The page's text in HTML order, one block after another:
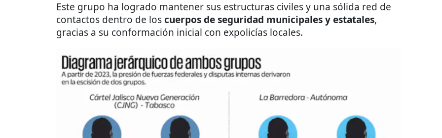
Este grupo ha logrado mantener sus estructuras civiles y una sólida red de
contactos dentro de loscuerpos de seguridad municipales y estatales,
gracias a su conformación inicial con expolicías locales.